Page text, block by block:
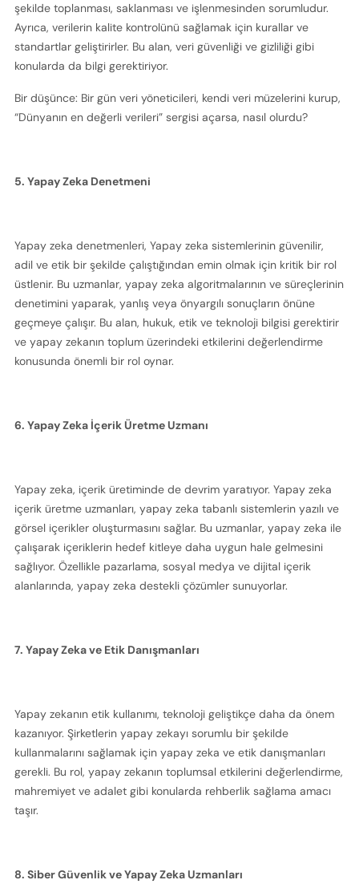
şekilde toplanması, saklanması ve işlenmesinden sorumludur.
Ayrıca, verilerin kalite kontrolünü sağlamak için kurallar ve
standartlar geliştirirler. Bu alan, veri güvenliği ve gizliliği gibi
konularda da bilgi gerektiriyor.
Bir düşünce: Bir gün veri yöneticileri, kendi veri müzelerini kurup,
“Dünyanın en değerli verileri” sergisi açarsa, nasıl olurdu?
5. Yapay Zeka Denetmeni
Yapay zeka denetmenleri, Yapay zeka sistemlerinin güvenilir,
adil ve etik bir şekilde çalıştığından emin olmak için kritik bir rol
üstlenir. Bu uzmanlar, yapay zeka algoritmalarının ve süreçlerinin
denetimini yaparak, yanlış veya önyargılı sonuçların önüne
geçmeye çalışır. Bu alan, hukuk, etik ve teknoloji bilgisi gerektirir
ve yapay zekanın toplum üzerindeki etkilerini değerlendirme
konusunda önemli bir rol oynar.
6. Yapay Zeka İçerik Üretme Uzmanı
Yapay zeka, içerik üretiminde de devrim yaratıyor. Yapay zeka
içerik üretme uzmanları, yapay zeka tabanlı sistemlerin yazılı ve
görsel içerikler oluşturmasını sağlar. Bu uzmanlar, yapay zeka ile
çalışarak içeriklerin hedef kitleye daha uygun hale gelmesini
sağlıyor. Özellikle pazarlama, sosyal medya ve dijital içerik
alanlarında, yapay zeka destekli çözümler sunuyorlar.
7. Yapay Zeka ve Etik Danışmanları
Yapay zekanın etik kullanımı, teknoloji geliştikçe daha da önem
kazanıyor. Şirketlerin yapay zekayı sorumlu bir şekilde
kullanmalarını sağlamak için yapay zeka ve etik danışmanları
gerekli. Bu rol, yapay zekanın toplumsal etkilerini değerlendirme,
mahremiyet ve adalet gibi konularda rehberlik sağlama amacı
taşır.
8. Siber Güvenlik ve Yapay Zeka Uzmanları